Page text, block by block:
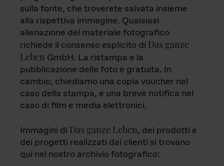
sulla fonte, che troverete salvata insieme
alla rispettiva immagine. Qualsiasi
alienazione del materiale fotografico
richiede il consenso esplicito di Das ganze
Leben GmbH. La ristampa e la
pubblicazione delle foto è gratuita. In
cambio, chiediamo una copia voucher nel
caso della stampa, e una breve notifica nel
caso di film e media elettronici.
Immagini di Das ganze Leben, dei prodotti e
dei progetti realizzati dai clienti si trovano
qui nel nostro archivio fotografico: